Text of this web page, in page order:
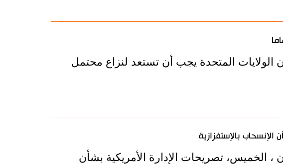
الولايات المتحدة يجب أن تستعد لنزاع محتمل
بالإستفزازية
، الخميس، تصريحات الإدارة الأمريكية بشأن